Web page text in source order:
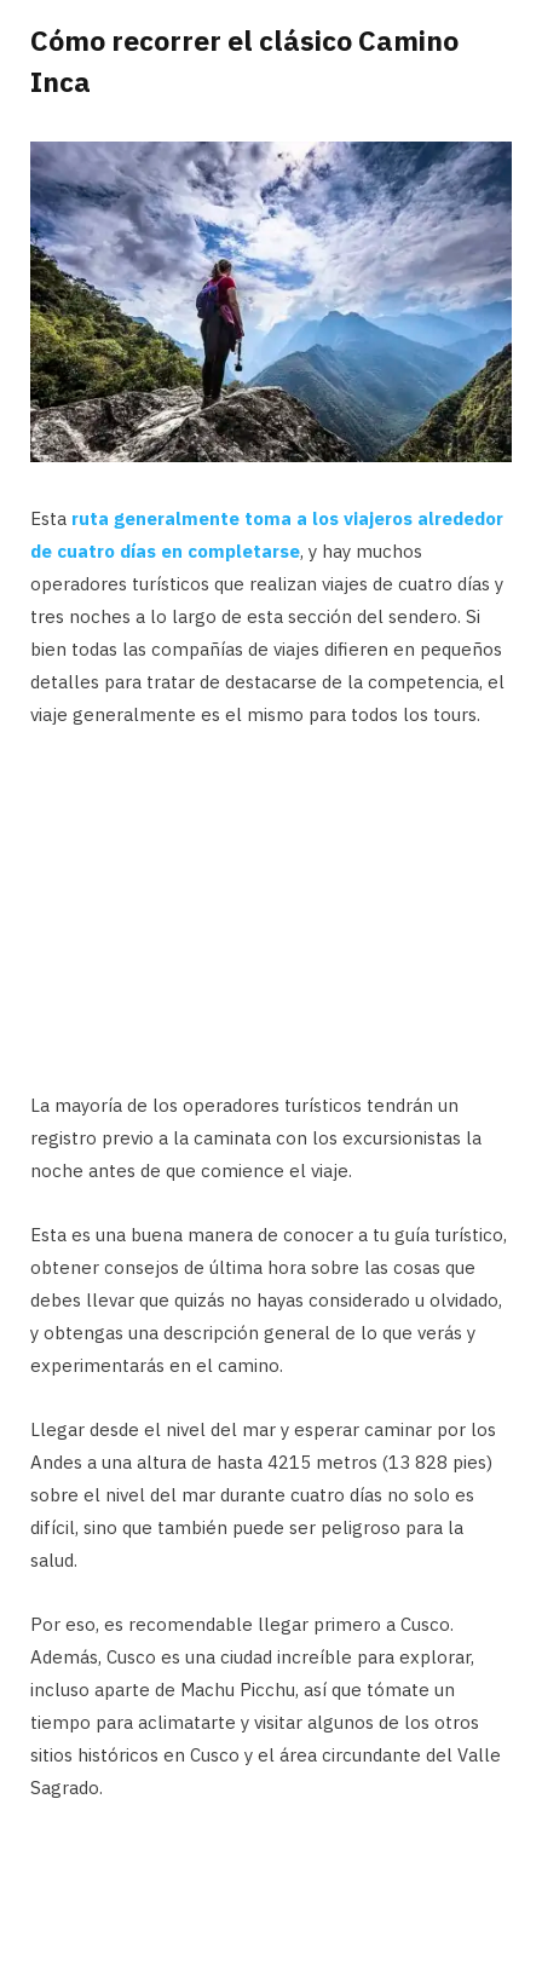
Cómo recorrer el clásico Camino
Inca
Esta ruta generalmente toma a los viajeros alrededor
de cuatro días en completarse, y hay muchos
operadores turísticos que realizan viajes de cuatro días y
tres noches a lo largo de esta sección del sendero. Si
bien todas las compañías de viajes difieren en pequeños
detalles para tratar de destacarse de la competencia, el
viaje generalmente es el mismo para todos los tours.
La mayoría de los operadores turísticos tendrán un
registro previo a la caminata con los excursionistas la
noche antes de que comience el viaje.
Esta es una buena manera de conocer a tu guía turístico,
obtener consejos de última hora sobre las cosas que
debes llevar que quizás no hayas considerado u olvidado,
y obtengas una descripción general de lo que verás y
experimentarás en el camino.
Llegar desde el nivel del mar y esperar caminar por los
Andes a una altura de hasta 4215 metros (13 828 pies)
sobre el nivel del mar durante cuatro días no solo es
difícil, sino que también puede ser peligroso para la
salud.
Por eso, es recomendable llegar primero a Cusco.
Además, Cusco es una ciudad increíble para explorar,
incluso aparte de Machu Picchu, así que tómate un
tiempo para aclimatarte y visitar algunos de los otros
sitios históricos en Cusco y el área circundante del Valle
Sagrado.